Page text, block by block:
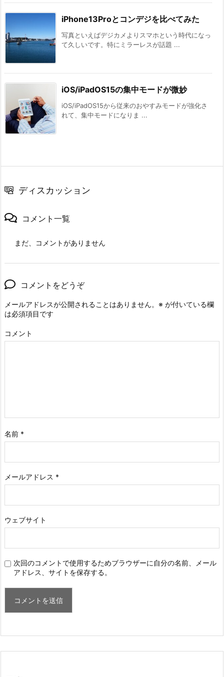
iPhone13Proとコンデジを比べてみた
写真といえばデジカメよりスマホという時代になっ
て久しいです。特にミラーレスが話題 ...
iOS/iPadOS15の集中モードが微妙
iOS/iPadOS15から従来のおやすみモードが強化さ
れて、集中モードになりま ...
ディスカッション
コメント一覧
まだ、コメントがありません
コメントをどうぞ
メールアドレスが公開されることはありません。 ※ が付いている欄
は必須項目です
コメント
名前 *
メールアドレス *
ウェブサイト
次回のコメントで使用するためブラウザーに自分の名前、メール
アドレス、サイトを保存する。